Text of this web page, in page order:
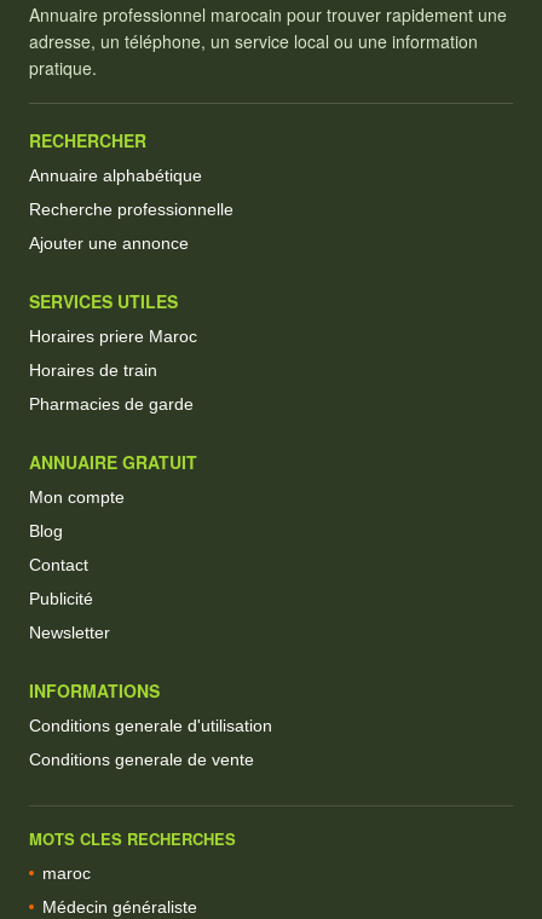
Annuaire professionnel marocain pour trouver rapidement une
adresse, un téléphone, un service local ou une information
pratique.
RECHERCHER
Annuaire alphabétique
Recherche professionnelle
Ajouter une annonce
SERVICES UTILES
Horaires priere Maroc
Horaires de train
Pharmacies de garde
ANNUAIRE GRATUIT
Mon compte
Blog
Contact
Publicité
Newsletter
INFORMATIONS
Conditions generale d'utilisation
Conditions generale de vente
MOTS CLES RECHERCHES
maroc
Médecin généraliste